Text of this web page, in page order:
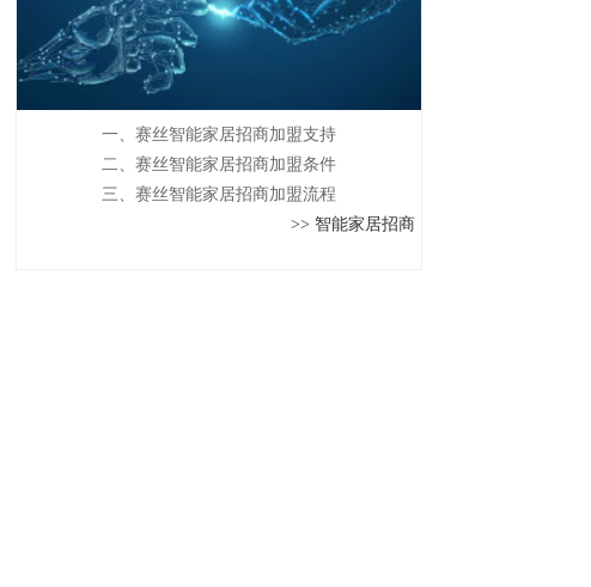
一、赛丝智能家居招商加盟支持
二、赛丝智能家居招商加盟条件
三、赛丝智能家居招商加盟流程
>> 智能家居招商